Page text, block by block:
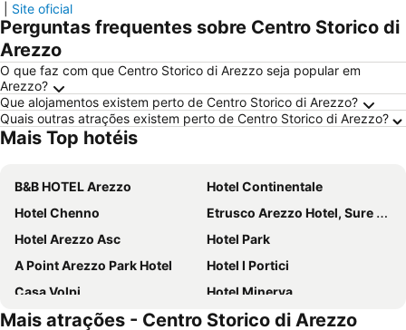
Site oficial
Perguntas frequentes sobre Centro Storico di
Arezzo
O que faz com que Centro Storico di Arezzo seja popular em
Arezzo?
Que alojamentos existem perto de Centro Storico di Arezzo?
Quais outras atrações existem perto de Centro Storico di Arezzo?
Mais Top hotéis
B&B HOTEL Arezzo
Hotel Continentale
Hotel Chenno
Etrusco Arezzo Hotel, Sure Hotel Collection by Best Western
Hotel Arezzo Asc
Hotel Park
A Point Arezzo Park Hotel
Hotel I Portici
Casa Volpi
Hotel Minerva
Toscana Verde
Hotel Il Gentiluomo
Mais atrações - Centro Storico di Arezzo